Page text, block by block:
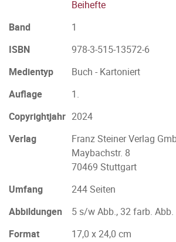
Beihefte
Band
1
ISBN
978-3-515-13572-6
Medientyp
Buch - Kartoniert
Auflage
1.
Copyrightjahr 2024
Verlag
Franz Steiner Verlag
Maybachstr. 8
70469 Stuttgart
Umfang
244 Seiten
Abbildungen
5 s/w Abb., 32 farb. Abb.
Format
17,0 x 24,0 cm